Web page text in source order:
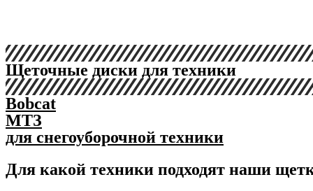
Щеточные диски для техники
Bobcat
МТЗ
для снегоуборочной техники
Для какой техники подходят наши